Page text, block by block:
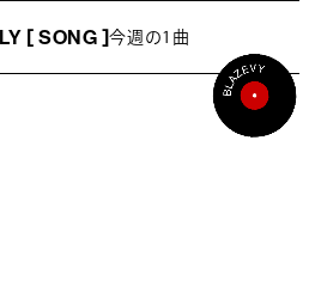
[ SONG ]今週の1曲